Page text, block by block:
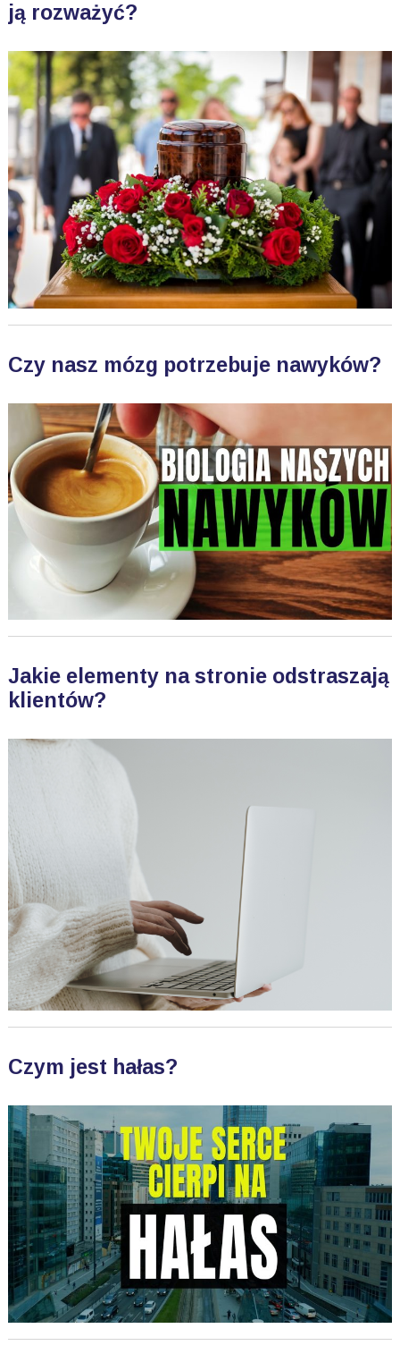
ją rozważyć?
Czy nasz mózg potrzebuje nawyków?
Jakie elementy na stronie odstraszają
klientów?
Czym jest hałas?